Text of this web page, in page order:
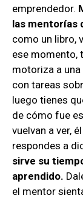
emprendedor.
las mentorías
como un libro,
ese momento,
motoriza a
con tareas
luego tienes
de cómo fue
vuelvan a ver,
respondes a
sirve su
aprendido.
el mentor